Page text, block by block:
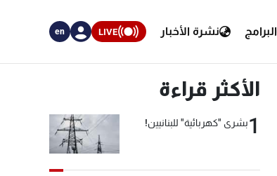
البرامج نشرة الأخبار LIVE
en
الأكثر قراءة
1بشرى "كهربائية" للبنانيين!